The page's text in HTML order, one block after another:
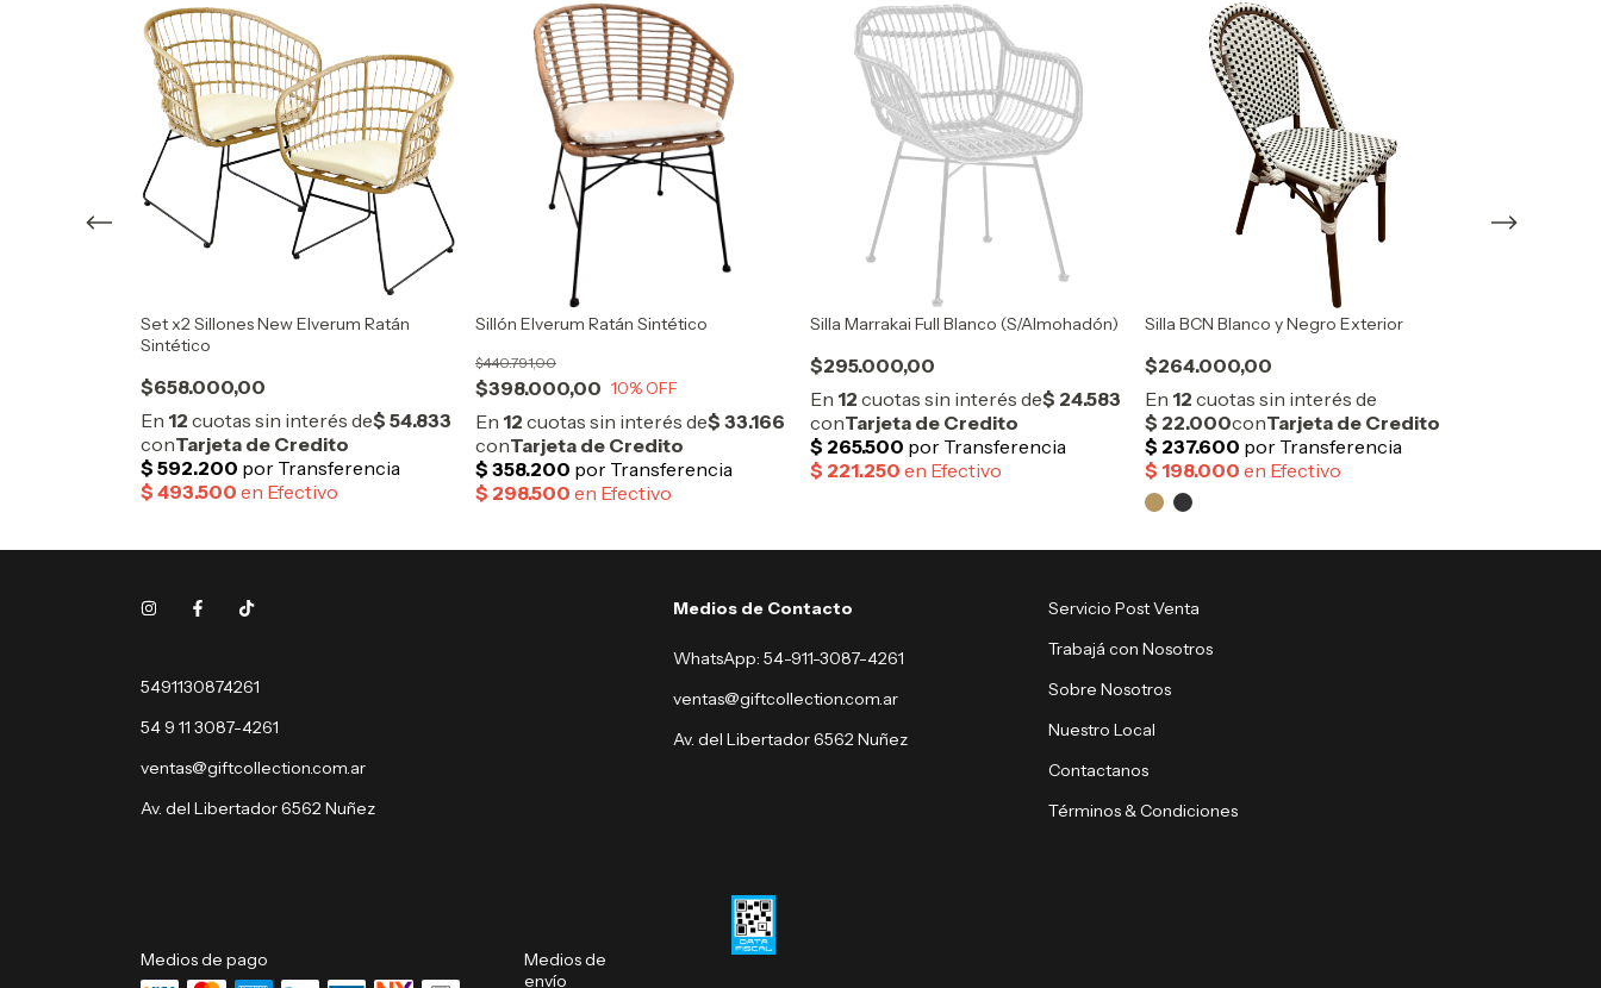
Set x2 Sillones New Elverum Ratán
Sintético
$658.000,00
Sillón Elverum Ratán Sintético
$398.000,00
$440.791,00
10% OFF
Silla Marrakai Full Blanco (S/Almohadón)
$295.000,00
Silla BCN Blanco y Negro Exterior
$264.000,00
5491130874261
54 9 11 3087-4261
ventas@giftcollection.com.ar
Av. del Libertador 6562 Nuñez
Medios de Contacto
WhatsApp: 54-911-3087-4261
ventas@giftcollection.com.ar
Av. del Libertador 6562 Nuñez
Servicio Post Venta
Trabajá con Nosotros
Sobre Nosotros
Nuestro Local
Contactanos
Términos & Condiciones
Medios de pago
Medios de
envío